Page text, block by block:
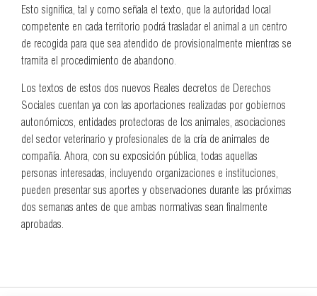
Esto significa, tal y como señala el texto, que la autoridad local
competente en cada territorio podrá trasladar el animal a un centro
de recogida para que sea atendido de provisionalmente mientras se
tramita el procedimiento de abandono.
Los textos de estos dos nuevos Reales decretos de Derechos
Sociales cuentan ya con las aportaciones realizadas por gobiernos
autonómicos, entidades protectoras de los animales, asociaciones
del sector veterinario y profesionales de la cría de animales de
compañía. Ahora, con su exposición pública, todas aquellas
personas interesadas, incluyendo organizaciones e instituciones,
pueden presentar sus aportes y observaciones durante las próximas
dos semanas antes de que ambas normativas sean finalmente
aprobadas.